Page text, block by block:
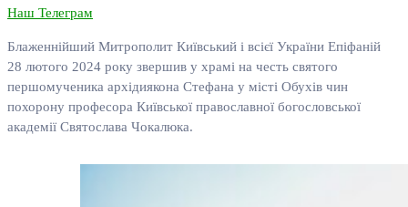
Наш Телеграм
Блаженнійший Митрополит Київський і всієї України Епіфаній
28 лютого 2024 року звершив у храмі на честь святого
першомученика архідиякона Стефана у місті Обухів чин
похорону професора Київської православної богословської
академії Святослава Чокалюка.